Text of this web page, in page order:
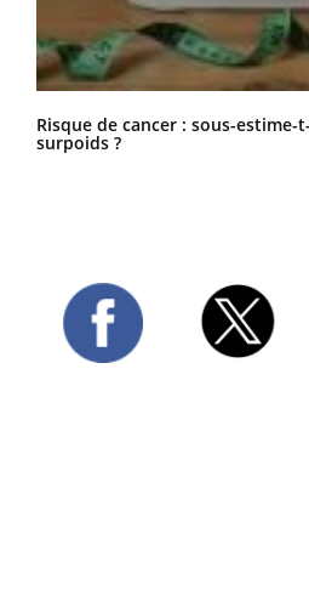
Risque de cancer : sous-estime-
surpoids ?